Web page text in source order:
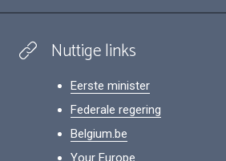
Nuttige links
Eerste minister
Federale regering
Belgium.be
Your Europe